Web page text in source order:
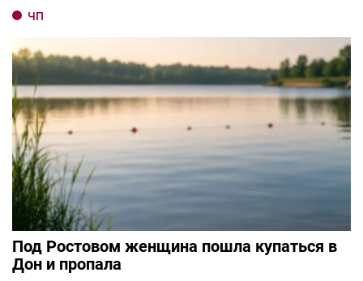
ЧП
Под Ростовом женщина пошла купаться в
Дон и пропала